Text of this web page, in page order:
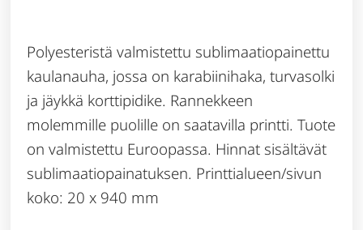
Polyesteristä valmistettu sublimaatiopainettu
kaulanauha, jossa on karabiinihaka, turvasolki
ja jäykkä korttipidike. Rannekkeen
molemmille puolille on saatavilla printti. Tuote
on valmistettu Euroopassa. Hinnat sisältävät
sublimaatiopainatuksen. Printtialueen/sivun
koko: 20 x 940 mm